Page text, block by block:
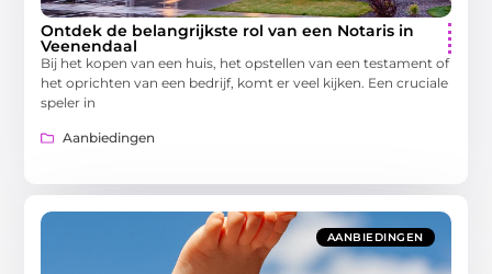
Ontdek de belangrijkste rol van een Notaris in
Veenendaal
Bij het kopen van een huis, het opstellen van een testament of
het oprichten van een bedrijf, komt er veel kijken. Een cruciale
speler in
Aanbiedingen
AANBIEDINGEN